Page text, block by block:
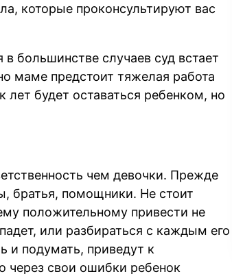
которые проконсультируют вас
большинстве случаев суд встает
маме предстоит тяжелая работа
будет оставаться ребенком, но
чем девочки. Прежде
братья, помощники. Не стоит
положительному привести не
или разбираться с каждым его
и подумать, приведут к
через свои ошибки ребенок